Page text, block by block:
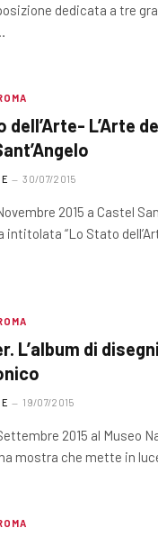
dedicata a tre
dell’Arte- L’Arte
30/07/2015
2015 a Castel
intitolata “Lo Stato
L’album di
19/07/2015
2015 al Museo
mostra che mette in